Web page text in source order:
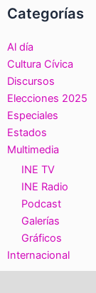
Categorías
Al día
Cultura Cívica
Discursos
Elecciones 2025
Especiales
Estados
Multimedia
INE TV
INE Radio
Podcast
Galerías
Gráficos
Internacional